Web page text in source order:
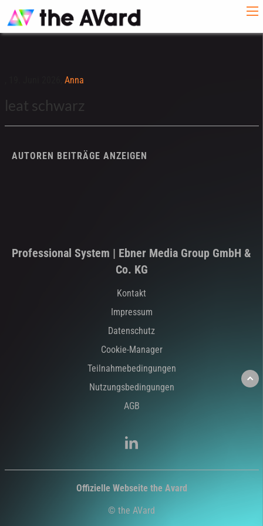
Anna
leat schwarz
AUTOREN BEITRÄGE ANZEIGEN
Professional System | Ebner Media Group GmbH &
Co. KG
Kontakt
Impressum
Datenschutz
Cookie-Manager
Teilnahmebedingungen
Nutzungsbedingungen
AGB
Offizielle Webseite the Avard
© the AVard